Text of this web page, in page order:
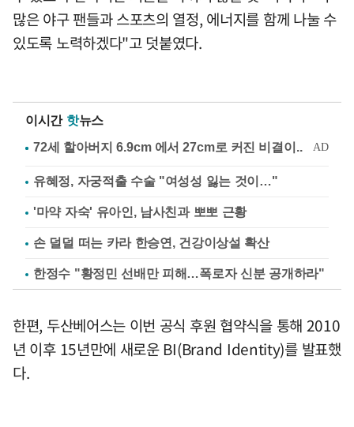
많은 야구 팬들과 스포츠의 열정, 에너지를 함께 나눌 수
있도록 노력하겠다"고 덧붙였다.
이시간 핫뉴스
유혜정, 자궁적출 수술 "여성성 잃는 것이…"
'마약 자숙' 유아인, 남사친과 뽀뽀 근황
손 덜덜 떠는 카라 한승연, 건강이상설 확산
한정수 "황정민 선배만 피해…폭로자 신분 공개하라"
한편, 두산베어스는 이번 공식 후원 협약식을 통해 2010
년 이후 15년만에 새로운 BI(Brand Identity)를 발표했
다.